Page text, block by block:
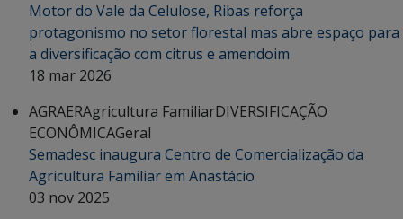
Motor do Vale da Celulose, Ribas reforça
protagonismo no setor florestal mas abre espaço para
a diversificação com citrus e amendoim
18 mar 2026
AGRAERAgricultura FamiliarDIVERSIFICAÇÃO
ECONÔMICAGeral
Semadesc inaugura Centro de Comercialização da
Agricultura Familiar em Anastácio
03 nov 2025